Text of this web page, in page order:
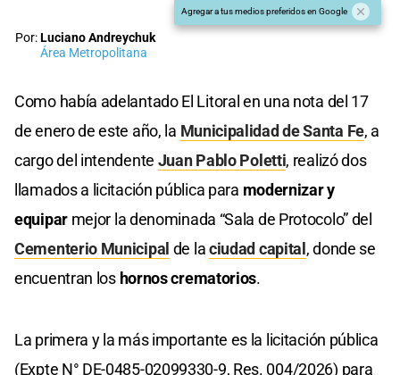
Agregar a tus medios preferidos en Google
Por:Luciano Andreychuk
Área Metropolitana
Como había adelantado El Litoral en una nota del 17
de enero de este año, la Municipalidad de Santa Fe, a
cargo del intendente Juan Pablo Poletti, realizó dos
llamados a licitación pública para modernizar y
equiparmejor la denominada “Sala de Protocolo” del
Cementerio Municipal de laciudad capital, donde se
encuentran los hornos crematorios.
La primera y la más importante es la licitación pública
(Expte N° DE-0485-02099330-9, Res. 004/2026) para